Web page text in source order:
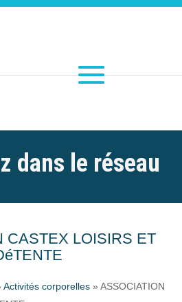
dans le réseau
CASTEX LOISIRS ET
Activités corporelles » ASSOCIATION